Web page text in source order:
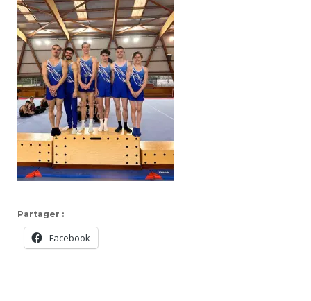
Partager :
Facebook